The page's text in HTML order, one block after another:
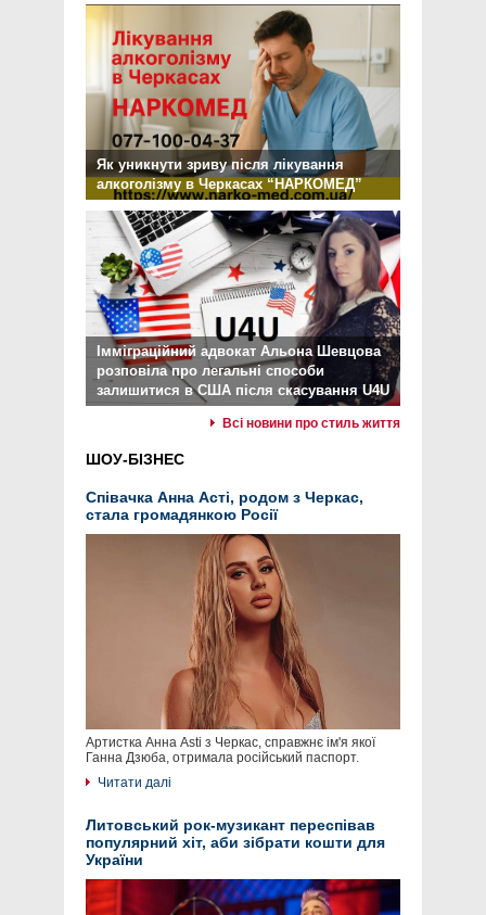
Як уникнути зриву після лікування
алкоголізму в Черкасах “НАРКОМЕД”
Імміграційний адвокат Альона Шевцова
розповіла про легальні способи
залишитися в США після скасування U4U
Всі новини про стиль життя
ШОУ-БІЗНЕС
Співачка Анна Асті, родом з Черкас,
стала громадянкою Росії
Артистка Анна Asti з Черкас, справжнє ім'я якої
Ганна Дзюба, отримала російський паспорт.
Читати далі
Литовський рок-музикант переспівав
популярний хіт, аби зібрати кошти для
України